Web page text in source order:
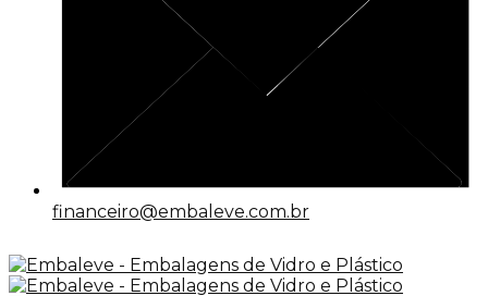
financeiro@embaleve.com.br